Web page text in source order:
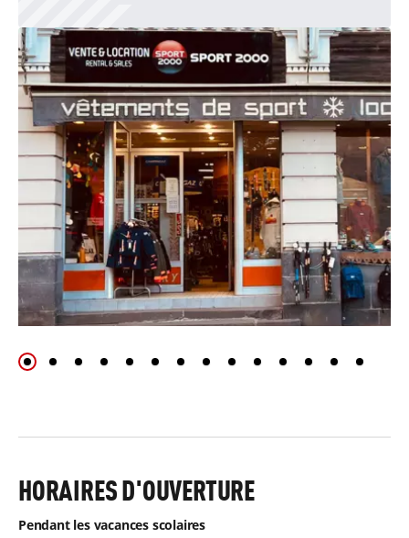
HORAIRES D'OUVERTURE
Pendant les vacances scolaires